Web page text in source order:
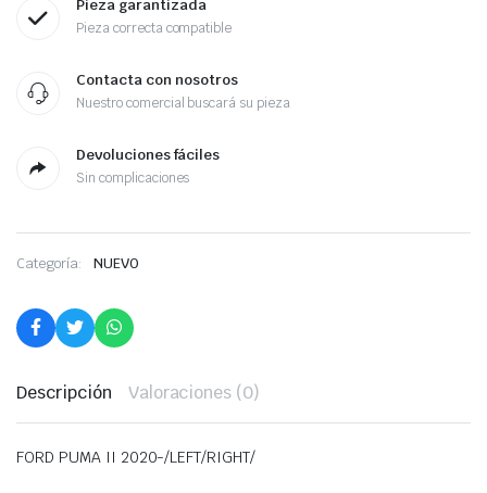
Pieza garantizada
Pieza correcta compatible
Contacta con nosotros
Nuestro comercial buscará su pieza
Devoluciones fáciles
Sin complicaciones
Categoría: NUEVO
Descripción Valoraciones (0)
FORD PUMA II 2020-/LEFT/RIGHT/